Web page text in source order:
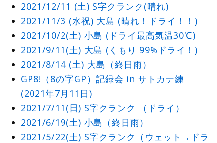
2021/12/11 (土) S字クランク(晴れ)
2021/11/3 (水祝) 大島 (晴れ！ドライ！！)
2021/10/2(土) 小島 (ドライ最高気温30℃)
2021/9/11(土) 大島 (くもり 99%ドライ！)
2021/8/14 (土) 大島（終日雨）
GP8!（8の字GP）記録会 in サトカナ練
(2021年7月11日)
2021/7/11(日) S字クランク （ドライ）
2021/6/19(土) 小島（終日雨）
2021/5/22(土) S字クランク（ウェット→ドラ